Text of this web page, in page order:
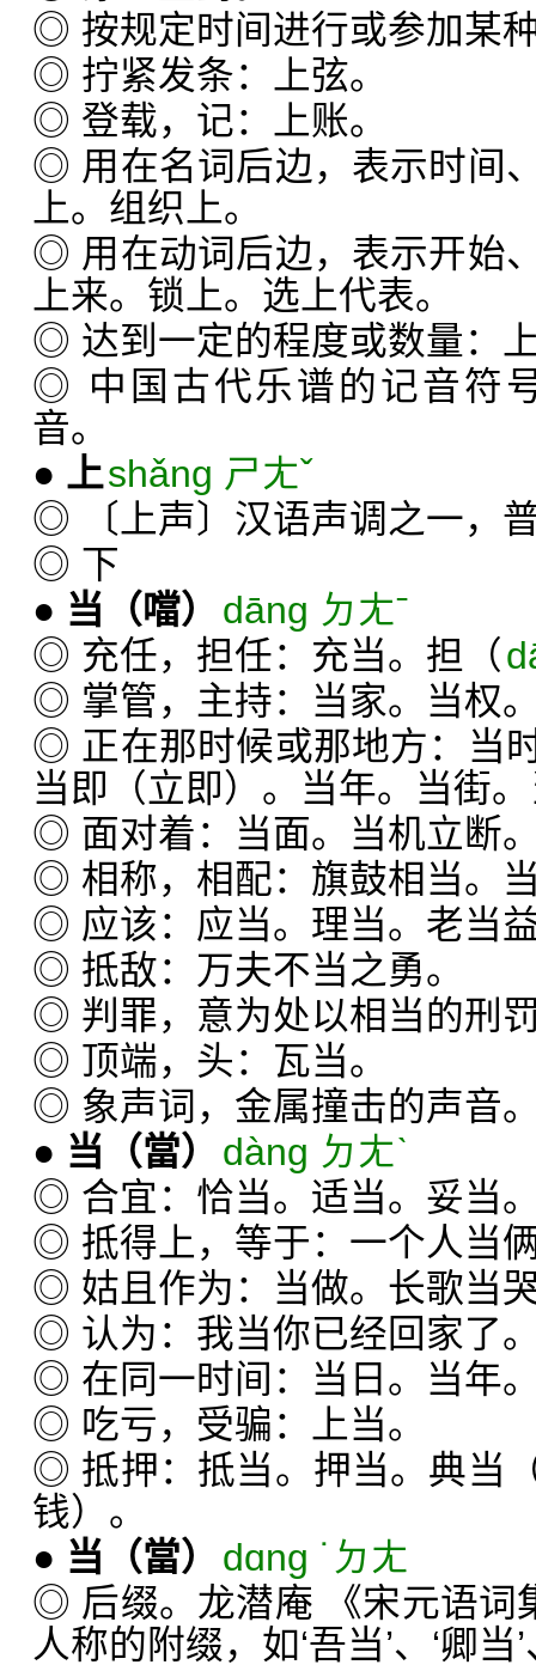
◎ 按规定时间进行或参加某
◎ 拧紧发条：上弦。
◎ 登载，记：上账。
◎ 用在名词后边，表示时间
上。组织上。
◎ 用在动词后边，表示开始
上来。锁上。选上代表。
◎ 达到一定的程度或数量：
◎ 中国古代乐谱的记音符
音。
● 上shǎng ㄕㄤˇ
◎ 〔上声〕汉语声调之一，
◎ 下
● 当 （噹）
dāng ㄉㄤˉ
◎ 充任，担任：充当。担（
◎ 掌管，主持：当家。当权
◎ 正在那时候或那地方：当
当即（立即）。当年。当街
◎ 面对着：当面。当机立断
◎ 相称，相配：旗鼓相当。
◎ 应该：应当。理当。老当
◎ 抵敌：万夫不当之勇。
◎ 判罪，意为处以相当的刑
◎ 顶端，头：瓦当。
◎ 象声词，金属撞击的声音
● 当 （當）
dàng ㄉㄤˋ
◎ 合宜：恰当。适当。妥当
◎ 抵得上，等于：一个人当
◎ 姑且作为：当做。长歌当
◎ 认为：我当你已经回家了
◎ 在同一时间：当日。当年
◎ 吃亏，受骗：上当。
◎ 抵押：抵当。押当。典当
钱）。
● 当 （當）
dɑng ˙ㄉㄤ
◎ 后缀。龙潜庵 《宋元语词
人称的附缀，如‘吾当’、‘卿当